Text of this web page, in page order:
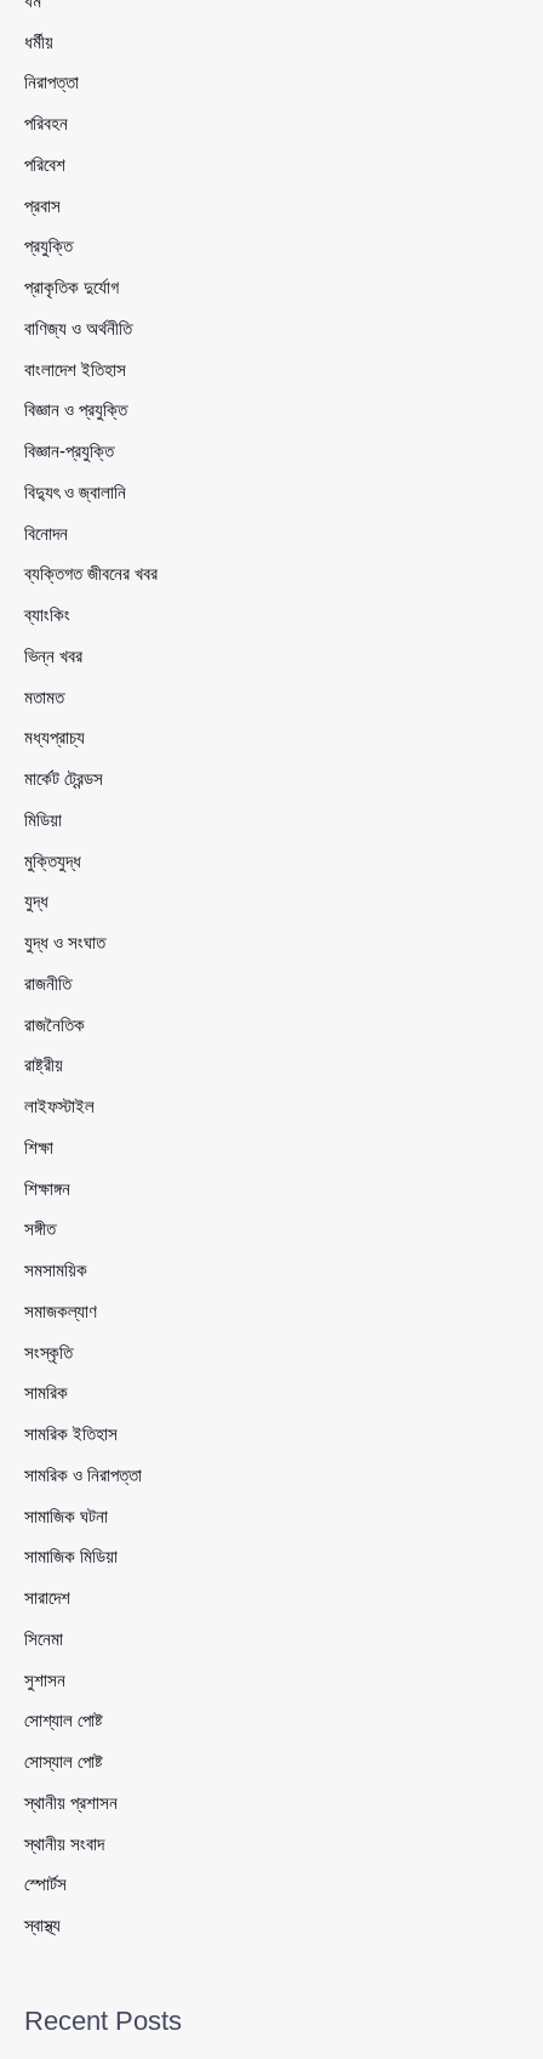
ধর্মীয়
নিরাপত্তা
পরিবহন
পরিবেশ
প্রবাস
প্রযুক্তি
প্রাকৃতিক দুর্যোগ
বাণিজ্য ও অর্থনীতি
বাংলাদেশ ইতিহাস
বিজ্ঞান ও প্রযুক্তি
বিজ্ঞান-প্রযুক্তি
বিদ্যুৎ ও জ্বালানি
বিনোদন
ব্যক্তিগত জীবনের খবর
ব্যাংকিং
ভিন্ন খবর
মতামত
মধ্যপ্রাচ্য
মার্কেট ট্রেন্ডস
মিডিয়া
মুক্তিযুদ্ধ
যুদ্ধ
যুদ্ধ ও সংঘাত
রাজনীতি
রাজনৈতিক
রাষ্ট্রীয়
লাইফস্টাইল
শিক্ষা
শিক্ষাঙ্গন
সঙ্গীত
সমসাময়িক
সমাজকল্যাণ
সংস্কৃতি
সামরিক
সামরিক ইতিহাস
সামরিক ও নিরাপত্তা
সামাজিক ঘটনা
সামাজিক মিডিয়া
সারাদেশ
সিনেমা
সুশাসন
সোশ্যাল পোষ্ট
সোস্যাল পোষ্ট
স্থানীয় প্রশাসন
স্থানীয় সংবাদ
স্পোর্টস
স্বাস্থ্য
Recent Posts